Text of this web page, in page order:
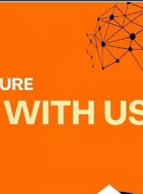
GENERAL